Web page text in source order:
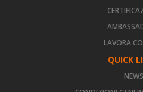
LAVORA
QUICK
NEWS